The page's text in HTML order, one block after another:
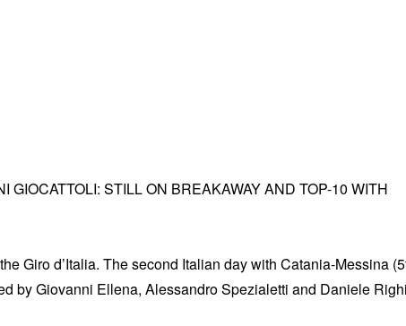
STILL ON BREAKAWAY AND TOP-10 WITH
Giro d’Italia. The second Italian day with Catania-Messina
by Giovanni Ellena, Alessandro Spezialetti and Daniele